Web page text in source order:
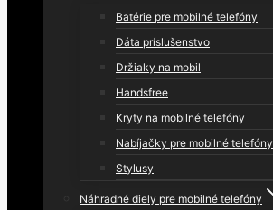
Batérie pre mobilné telefóny
Dáta príslušenstvo
Držiaky na mobil
Handsfree
Kryty na mobilné telefóny
Nabíjačky pre mobilné telefóny
Stylusy
Náhradné diely pre mobilné telefóny